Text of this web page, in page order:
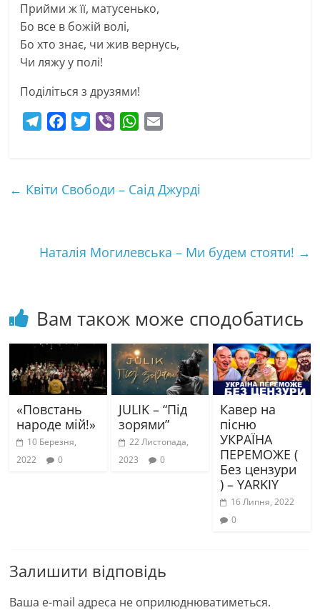
Прийми ж її, матусенько,
Бо все в божій волі,
Бо хто знає, чи жив вернусь,
Чи ляжу у полі!
Поділіться з друзями!
g
m
b
k
t
r
W
s
p
l
← Квіти Свободи – Саід Джурді
Наталія Могилевська – Ми будем стояти! →
Вам також може сподобатись
«Повстань
народе мій!»
10 Березня,
2022
0
JULIK – “Під
зорями”
22 Листопада,
2023
0
Кавер на
пісню
УКРАЇНА
ПЕРЕМОЖЕ (
Без цензури
) – YARKIY
16 Липня, 2022
0
Залишити відповідь
Ваша e-mail адреса не оприлюднюватиметься.